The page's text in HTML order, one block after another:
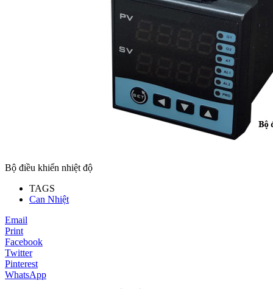
Bộ điều khiển nhiệt độ
TAGS
Can Nhiệt
Email
Print
Facebook
Twitter
Pinterest
WhatsApp